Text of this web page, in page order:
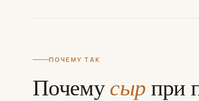
ПОЧЕМУ ТАК
Почему сыр при